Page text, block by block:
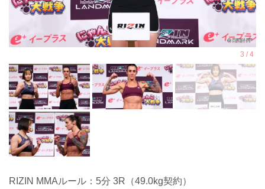
RIZIN MMAルール：5分 3R（49.0kg契約）